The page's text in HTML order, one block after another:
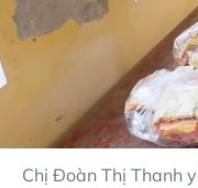
Chị Đoàn Thị Thanh